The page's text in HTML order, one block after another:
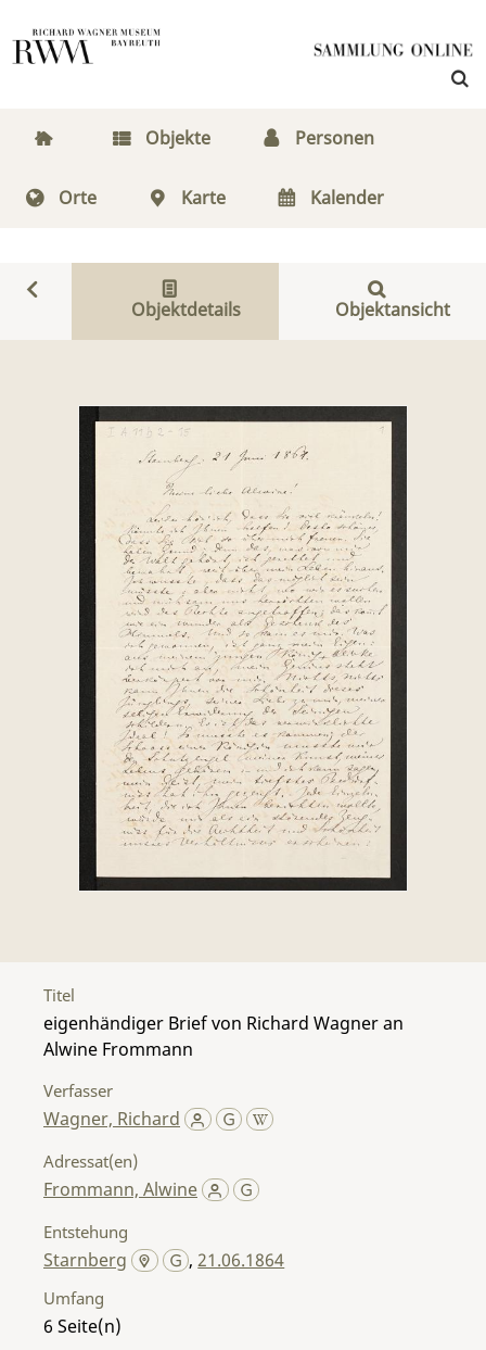
Objekte Personen
Orte Karte Kalender
Objektdetails Objektansicht
Titel
eigenhändiger Brief von Richard Wagner an
Alwine Frommann
Verfasser
Wagner, Richard
Adressat(en)
Frommann, Alwine
Entstehung
Starnberg ,21.06.1864
Umfang
6